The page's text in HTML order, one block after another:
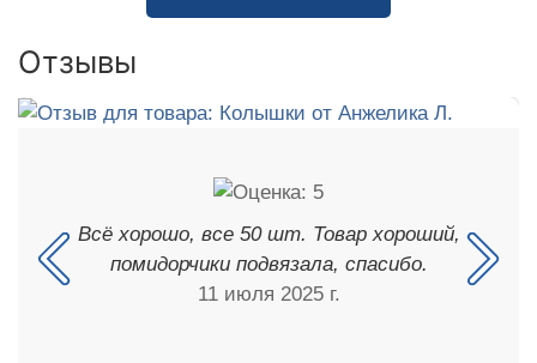
Отзывы
Всё хорошо, все 50 шт. Товар хороший,
помидорчики подвязала, спасибо.
11 июля 2025 г.